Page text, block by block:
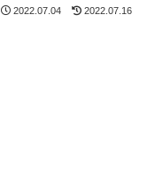
2022.07.04 2022.07.16